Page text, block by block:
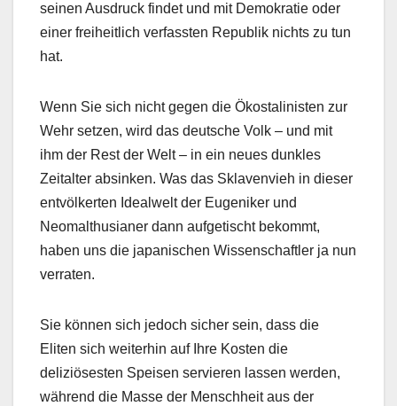
seinen Ausdruck findet und mit Demokratie oder
einer freiheitlich verfassten Republik nichts zu tun
hat.
Wenn Sie sich nicht gegen die Ökostalinisten zur
Wehr setzen, wird das deutsche Volk – und mit
ihm der Rest der Welt – in ein neues dunkles
Zeitalter absinken. Was das Sklavenvieh in dieser
entvölkerten Idealwelt der Eugeniker und
Neomalthusianer dann aufgetischt bekommt,
haben uns die japanischen Wissenschaftler ja nun
verraten.
Sie können sich jedoch sicher sein, dass die
Eliten sich weiterhin auf Ihre Kosten die
deliziösesten Speisen servieren lassen werden,
während die Masse der Menschheit aus der